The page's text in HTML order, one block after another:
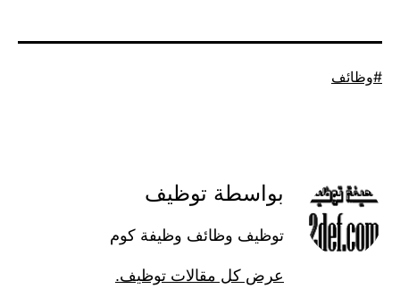
موسوم
وظائف
بواسطة توظيف
توظيف وظائف وظيفة كوم
عرض كل مقالات توظيف.